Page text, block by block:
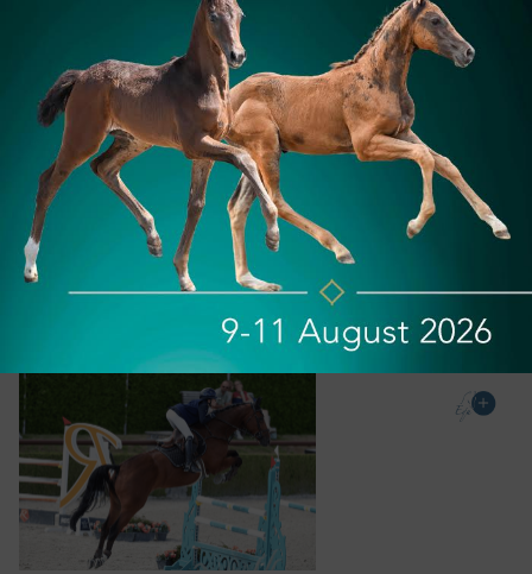
SHOWJUMPING
Noé Vochten op eenzame hoogte in Children
Grand Prix bij Tops International Arena
De 1.25m Grand Prix voor de Children in de Tops
International Arena in Valkenswaard kreeg deze
ochtend een bijzondere ontknoping. Een barrage
bleek namelijk overbodig: de Belgische belofte Noé
Vochten...